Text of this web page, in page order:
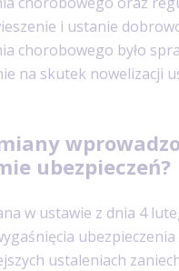
i ustanie
chorobowego było
na skutek nowelizacji
ubezpieczeń?
w ustawie z dnia 4
ustaleniach